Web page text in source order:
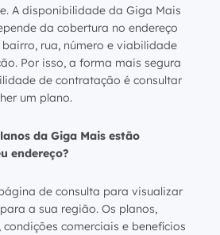
A disponibilidade da Giga Mais
da cobertura no endereço
rua, número e viabilidade
Por isso, a forma mais segura
de contratação é consultar
um plano.
da Giga Mais estão
endereço?
de consulta para visualizar
a sua região. Os planos,
comerciais e benefícios